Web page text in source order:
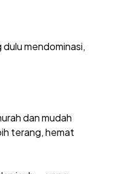
mendominasi,
dan mudah
terang, hemat